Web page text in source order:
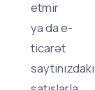
etmir
ya da e-
ticarət
saytınızdakı